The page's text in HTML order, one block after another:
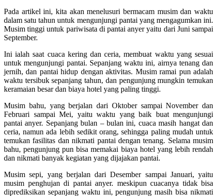
Pada artikel ini, kita akan menelusuri bermacam musim dan waktu
dalam satu tahun untuk mengunjungi pantai yang mengagumkan ini.
Musim tinggi untuk pariwisata di pantai anyer yaitu dari Juni sampai
September.
Ini ialah saat cuaca kering dan ceria, membuat waktu yang sesuai
untuk mengunjungi pantai. Sepanjang waktu ini, airnya tenang dan
jernih, dan pantai hidup dengan aktivitas. Musim ramai pun adalah
waktu tersibuk sepanjang tahun, dan pengunjung mungkin temukan
keramaian besar dan biaya hotel yang paling tinggi.
Musim bahu, yang berjalan dari Oktober sampai November dan
Februari sampai Mei, yaitu waktu yang baik buat mengunjungi
pantai anyer. Sepanjang bulan – bulan ini, cuaca masih hangat dan
ceria, namun ada lebih sedikit orang, sehingga paling mudah untuk
temukan fasilitas dan nikmati pantai dengan tenang. Selama musim
bahu, pengunjung pun bisa memakai biaya hotel yang lebih rendah
dan nikmati banyak kegiatan yang dijajakan pantai.
Musim sepi, yang berjalan dari Desember sampai Januari, yaitu
musim penghujan di pantai anyer. meskipun cuacanya tidak bisa
diprediksikan sepanjang waktu ini, pengunjung masih bisa nikmati